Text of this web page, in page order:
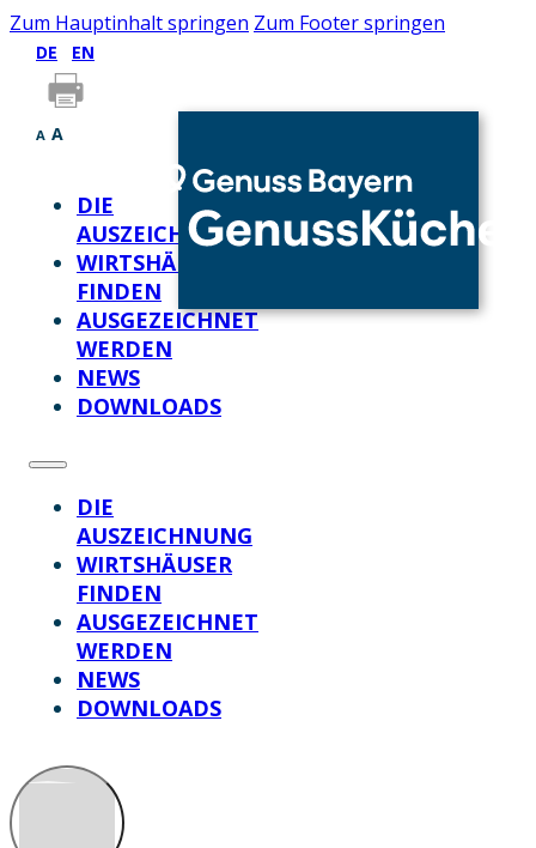
Zum Hauptinhalt springen Zum Footer springen
DE EN
A A
DIE
AUSZEICHNUNG
WIRTSHÄUSER
FINDEN
AUSGEZEICHNET
WERDEN
NEWS
DOWNLOADS
DIE
AUSZEICHNUNG
WIRTSHÄUSER
FINDEN
AUSGEZEICHNET
WERDEN
NEWS
DOWNLOADS